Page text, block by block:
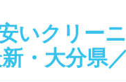
いクリー
新・大分県